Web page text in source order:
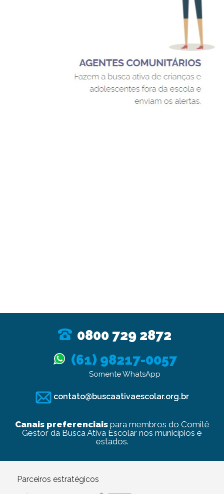
0800 729 2872
(61) 98217-0057
Somente WhatsApp
contato@buscaativaescolar.org.br
Canais preferenciaispara membros do Comitê
Gestor da Busca Ativa Escolar nos municípios e
estados.
Parceiros estratégicos